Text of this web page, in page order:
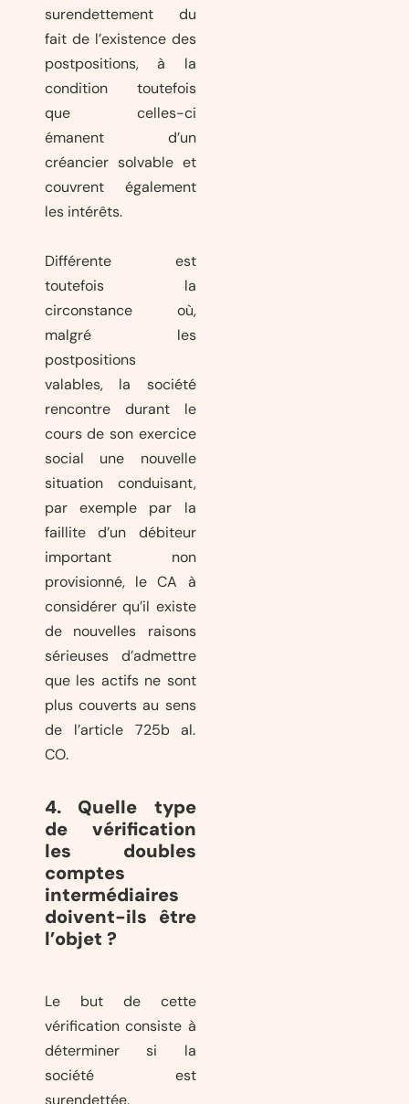
surendettement du
fait de l’existence des
postpositions, à la
condition toutefois
que celles-ci
émanent d’un
créancier solvable et
couvrent également
les intérêts.
Différente est
toutefois la
circonstance où,
malgré les
postpositions
valables, la société
rencontre durant le
cours de son exercice
social une nouvelle
situation conduisant,
par exemple par la
faillite d’un débiteur
important non
provisionné, le CA à
considérer qu’il existe
de nouvelles raisons
sérieuses d’admettre
que les actifs ne sont
plus couverts au sens
de l’article 725b al.
CO.
4. Quelle type
de vérification
les doubles
comptes
intermédiaires
doivent-ils être
l’objet ?
Le but de cette
vérification consiste à
déterminer si la
société est
surendettée.